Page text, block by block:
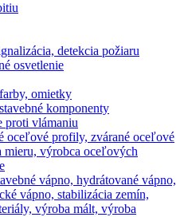
detekcia požiaru
osvetlenie
omietky
komponenty
proti vlámaniu
oceľové profily, zvárané oceľové
výrobca oceľových
vápno, hydrátované vápno,
vápno, stabilizácia zemín,
výroba mált, výroba